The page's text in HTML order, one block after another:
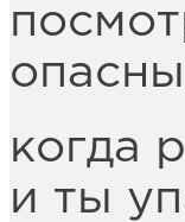
когда
и ты